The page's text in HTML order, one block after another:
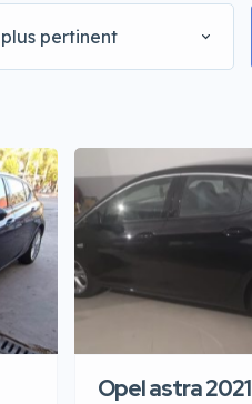
pertinent
Opel astra 2021